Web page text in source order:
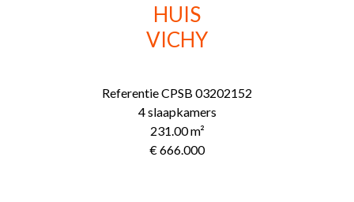
HUIS
VICHY
ReferentieCPSB 03202152
4 slaapkamers
231.00m²
€ 666.000